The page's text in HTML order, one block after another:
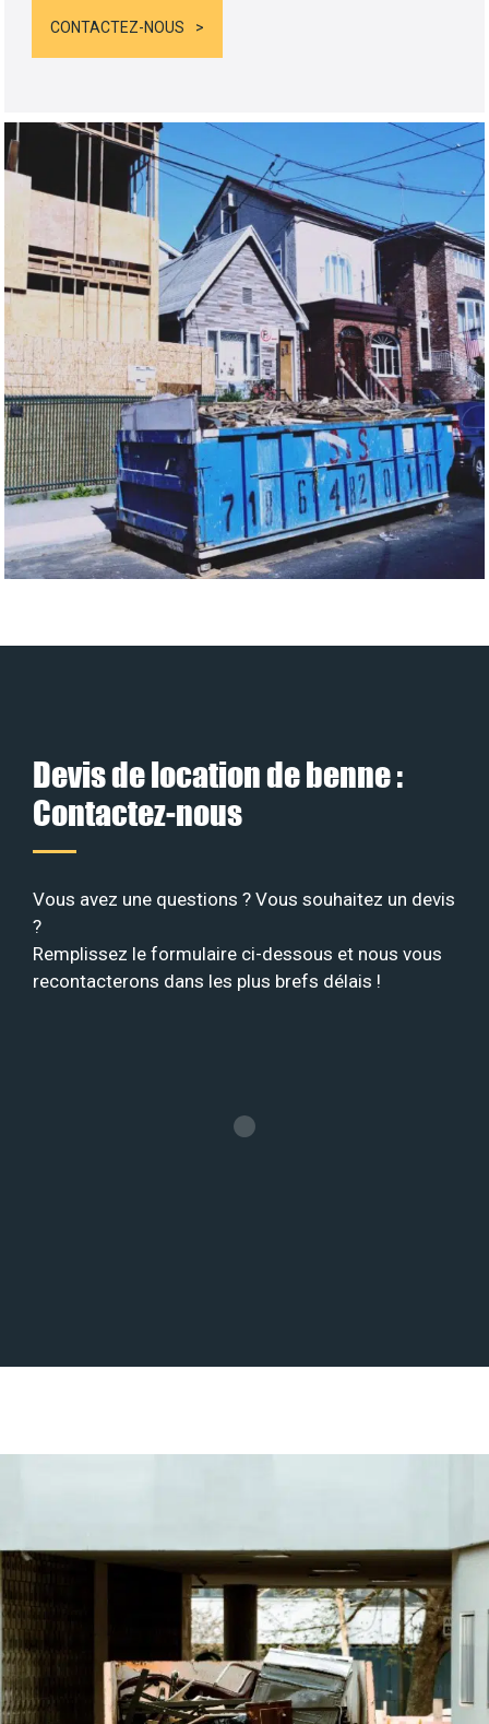
CONTACTEZ-NOUS
Devis de location de benne :
Contactez-nous
Vous avez une questions ? Vous souhaitez un devis
?
Remplissez le formulaire ci-dessous et nous vous
recontacterons dans les plus brefs délais !